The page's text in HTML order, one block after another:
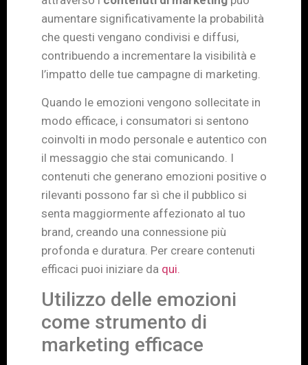
aumentare significativamente la probabilità
che questi vengano condivisi e diffusi,
contribuendo a incrementare la visibilità e
l’impatto delle tue campagne di marketing.
Quando le emozioni vengono sollecitate in
modo efficace, i consumatori si sentono
coinvolti in modo personale e autentico con
il messaggio che stai comunicando. I
contenuti che generano emozioni positive o
rilevanti possono far sì che il pubblico si
senta maggiormente affezionato al tuo
brand, creando una connessione più
profonda e duratura. Per creare contenuti
efficaci puoi iniziare da qui.
Utilizzo delle emozioni
come strumento di
marketing efficace